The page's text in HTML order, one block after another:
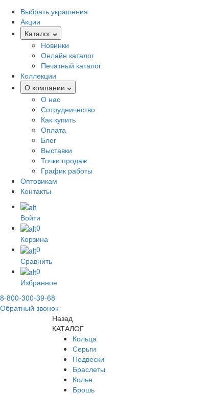
Выбрать украшения
Акции
Каталог
Новинки
Онлайн каталог
Печатный каталог
Коллекции
О компании
О нас
Сотрудничество
Как купить
Оплата
Блог
Выставки
Точки продаж
График работы
Оптовикам
Контакты
Войти
0
Корзина
0
Сравнить
0
Избранное
8-800-300-39-68
Обратный звонок
Назад
КАТАЛОГ
Кольца
Серьги
Подвески
Браслеты
Колье
Брошь